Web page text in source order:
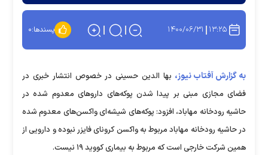
۱۳:۲۵ ۱۴۰۰/۰۶/۳۱ پسندها:۰
به گزارش آفتاب نیوز، بها الدین حسینی در خصوص انتشار خبری در
فضای مجازی مبنی بر پیدا شدن پوکه‌های داروهای معدوم شده در
حاشیه رودخانه مهاباد، افزود: پوکه‌های شیشه‌ای واکسن‌های معدوم شده
در حاشیه رودخانه مهاباد مربوط به واکسن کرونای فایزر نبوده و دارویی از
همین شرکت خارجی است که مربوط به بیماری کووید ۱۹ نیست.